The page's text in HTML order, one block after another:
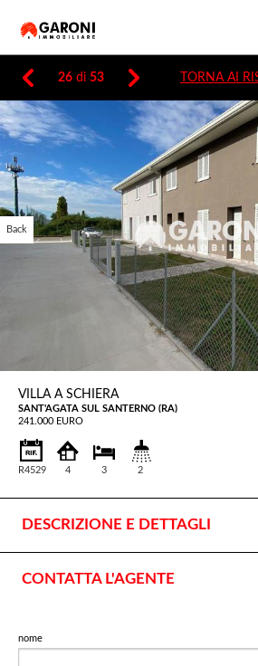
26 di 53 TORNA AI
Back
VILLA A SCHIERA
SANT'AGATA SUL SANTERNO (RA)
241.000 EURO
R4529 4 3 2
DESCRIZIONE E DETTAGLI
CONTATTA L'AGENTE
nome